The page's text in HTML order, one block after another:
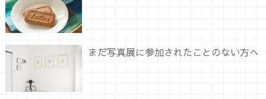
まだ写真展に参加されたことのない方へ